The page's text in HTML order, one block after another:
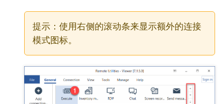
提示：使用右侧的滚动条来显示额外的连接
模式图标。